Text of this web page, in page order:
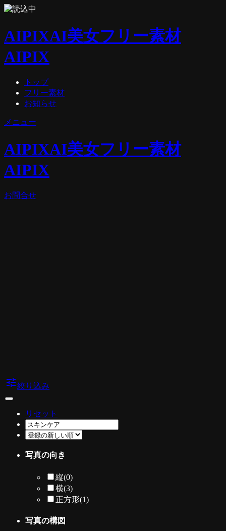
AIPIXAI美女フリー素材
AIPIX
トップ
フリー素材
お知らせ
メニュー
AIPIXAI美女フリー素材
AIPIX
お問合せ
tune絞り込み
リセット
写真の向き
縦(0)
横(3)
正方形(1)
写真の構図